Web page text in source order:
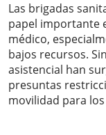
Las brigadas
papel importante
médico,
bajos recursos.
asistencial han
presuntas
movilidad para